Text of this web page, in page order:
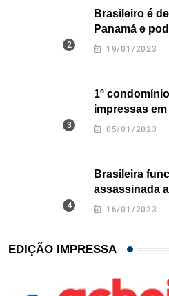
Brasileiro é
Panamá e
nos EUA
19/01/2023
1º
impressas
Texas
05/01/2023
Brasileira
assassinada
16/01/2023
EDIÇÃO IMPRESSA